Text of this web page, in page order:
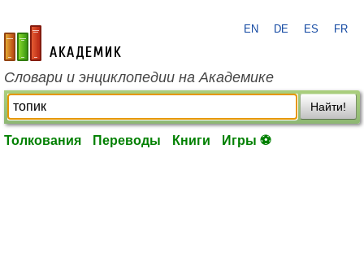
academic.ru
EN DE ES FR
Словари и энциклопедии на Академике
Найти!
Толкования Переводы Книги Игры ⚽